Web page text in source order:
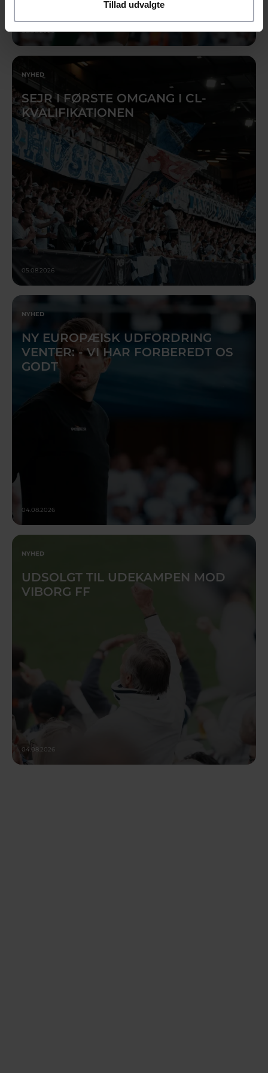
Tillad udvalgte
05.08.2026
NYHED
SEJR I FØRSTE OMGANG I CL-
KVALIFIKATIONEN
05.08.2026
NYHED
NY EUROPÆISK UDFORDRING
VENTER: - VI HAR FORBEREDT OS
GODT
04.08.2026
NYHED
UDSOLGT TIL UDEKAMPEN MOD
VIBORG FF
04.08.2026